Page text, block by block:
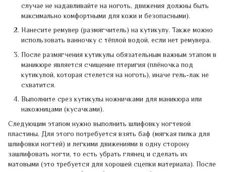
случае не надавливайте на ноготь, движения должны быть
максимально комфортными для кожи и безопасными).
Нанесите ремувер (размягчитель) на кутикулу. Также можно
использовать ванночку с тёплой водой, если нет ремувера.
После размягчения кутикулы обязательным важным этапом в
маникюре является счищение птеригия (плёночка под
кутикулой, которая стелется на ноготь), иначе гель-лак не
схватится.
Выполните срез кутикулы ножничками для маникюра или
накожницами (кусачками).
Следующим этапом нужно выполнить шлифовку ногтевой
пластины. Для этого потребуется взять баф (мягкая пилка для
шлифовки ногтей) и легкими движениями в одну сторону
зашлифовать ногти, то есть убрать глянец и сделать их
матовыми (это требуется для хорошей сцепки материала). После